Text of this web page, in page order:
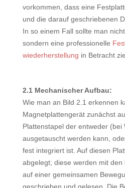
vorkommen, dass eine
und die darauf geschriebenen
In so einem Fall sollte man
sondern eine professionelle
wiederherstellung in Betracht
2.1 Mechanischer Aufbau:
Wie man an Bild 2.1 erkennen
Magnetplattengerät zunächst
Plattenstapel der entweder (bei
ausgetauscht werden kann,
fest integriert ist. Auf diesen
abgelegt; diese werden mit den
auf einer gemeinsamen